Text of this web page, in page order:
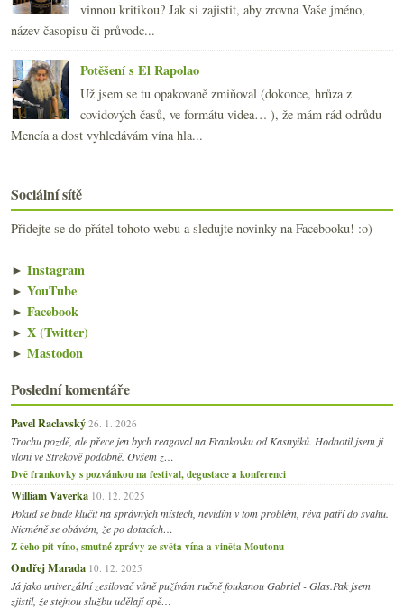
vinnou kritikou? Jak si zajistit, aby zrovna Vaše jméno,
název časopisu či průvodc...
Potěšení s El Rapolao
Už jsem se tu opakovaně zmiňoval (dokonce, hrůza z
covidových časů, ve formátu videa… ), že mám rád odrůdu
Mencía a dost vyhledávám vína hla...
Sociální sítě
Přidejte se do přátel tohoto webu a sledujte novinky na Facebooku! :o)
► Instagram
► YouTube
► Facebook
► X (Twitter)
► Mastodon
Poslední komentáře
Pavel Raclavský 26. 1. 2026
Trochu pozdě, ale přece jen bych reagoval na Frankovku od Kasnyiků. Hodnotil jsem ji
vloni ve Strekově podobně. Ovšem z…
Dvě frankovky s pozvánkou na festival, degustace a konferenci
William Vaverka 10. 12. 2025
Pokud se bude klučit na správných místech, nevidím v tom problém, réva patří do svahu.
Nicméně se obávám, že po dotacích…
Z čeho pít víno, smutné zprávy ze světa vína a viněta Moutonu
Ondřej Marada 10. 12. 2025
Já jako univerzální zesilovač vůně pužívám ručně foukanou Gabriel - Glas.Pak jsem
zjistil, že stejnou službu udělají opě…